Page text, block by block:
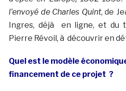
l’envoyé de Charles Quint, de
Ingres, déjà en ligne, et du
Pierre Révoil, à découvrir en
Quel est le modèle
financement de ce projet ?